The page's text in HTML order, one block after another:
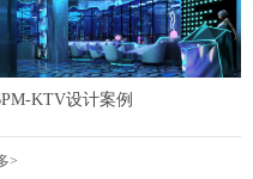
KTV设计案例
>